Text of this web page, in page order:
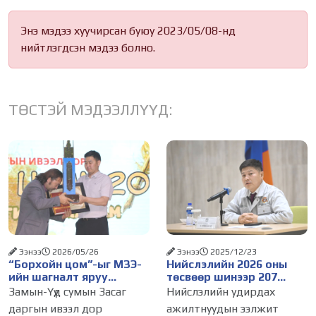
Энэ мэдээ хуучирсан буюу 2023/05/08-нд
нийтлэгдсэн мэдээ болно.
ТӨСТЭЙ МЭДЭЭЛЛҮҮД:
“Борхойн цом”-ыг МЗЭ-
ийн шагналт яруу
найрагч Э.Анхбаяр
Ээнээ 2026/05/26
Замын-Үүд сумын Засаг
даргын ивээл дор
Нийслэлийн 2026 оны
төсвөөр шинээр 207
төсөл, арга хэмжээ
хэрэгжүүлнэ
Ээнээ 2025/12/23
Нийслэлийн удирдах
ажилтнуудын ээлжит